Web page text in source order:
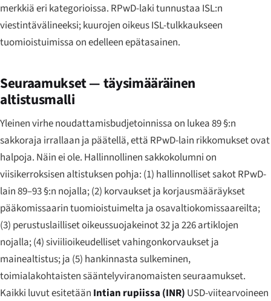
merkkiä eri kategorioissa. RPwD-laki tunnustaa ISL:n
viestintävälineeksi; kuurojen oikeus ISL-tulkkaukseen
tuomioistuimissa on edelleen epätasainen.
Seuraamukset — täysimääräinen
altistusmalli
Yleinen virhe noudattamisbudjetoinnissa on lukea 89 §:n
sakkoraja irrallaan ja päätellä, että RPwD-lain rikkomukset ovat
halpoja. Näin ei ole. Hallinnollinen sakkokolumni on
viisikerroksisen altistuksen pohja: (1) hallinnolliset sakot RPwD-
lain 89–93 §:n nojalla; (2) korvaukset ja korjausmääräykset
pääkomissaarin tuomioistuimelta ja osavaltiokomissaareilta;
(3) perustuslailliset oikeussuojakeinot 32 ja 226 artiklojen
nojalla; (4) siviilioikeudelliset vahingonkorvaukset ja
mainealtistus; ja (5) hankinnasta sulkeminen,
toimialakohtaisten sääntelyviranomaisten seuraamukset.
Kaikki luvut esitetään Intian rupiissa (INR) USD-viitearvoineen